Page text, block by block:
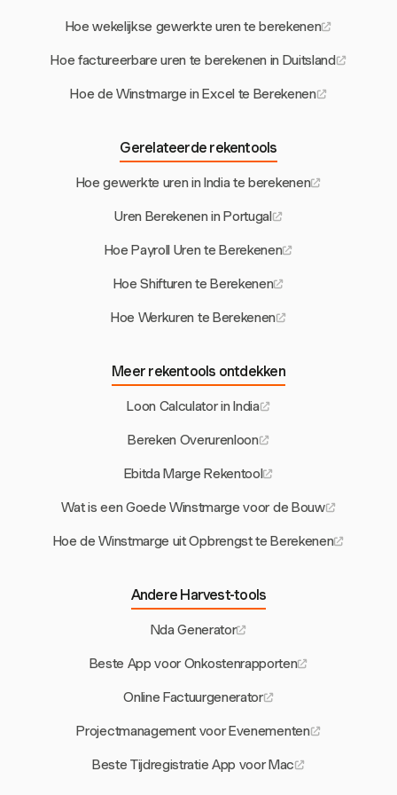
Hoe wekelijkse gewerkte uren te berekenen
Hoe factureerbare uren te berekenen in Duitsland
Hoe de Winstmarge in Excel te Berekenen
Gerelateerde rekentools
Hoe gewerkte uren in India te berekenen
Uren Berekenen in Portugal
Hoe Payroll Uren te Berekenen
Hoe Shifturen te Berekenen
Hoe Werkuren te Berekenen
Meer rekentools ontdekken
Loon Calculator in India
Bereken Overurenloon
Ebitda Marge Rekentool
Wat is een Goede Winstmarge voor de Bouw
Hoe de Winstmarge uit Opbrengst te Berekenen
Andere Harvest-tools
Nda Generator
Beste App voor Onkostenrapporten
Online Factuurgenerator
Projectmanagement voor Evenementen
Beste Tijdregistratie App voor Mac